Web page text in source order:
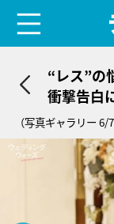
“レス”の
衝撃告白
じてしまう
（写真ギャラリー 6/7